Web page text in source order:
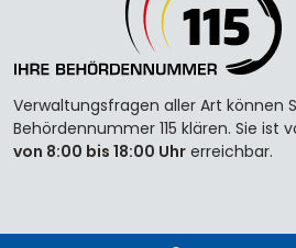
Verwaltungsfragen aller Art können
Behördennummer 115 klären. Sie ist
von 8:00 bis 18:00 Uhr erreichbar.